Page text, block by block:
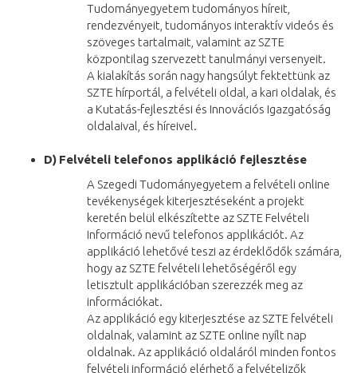
Tudományegyetem tudományos híreit,
rendezvényeit, tudományos interaktív videós és
szöveges tartalmait, valamint az SZTE
központilag szervezett tanulmányi versenyeit.
A kialakítás során nagy hangsúlyt fektettünk az
SZTE hírportál, a felvételi oldal, a kari oldalak, és
a Kutatás-fejlesztési és Innovációs Igazgatóság
oldalaival, és híreivel.
D) Felvételi telefonos applikáció fejlesztése
A Szegedi Tudományegyetem a felvételi online
tevékenységek kiterjesztéseként a projekt
keretén belül elkészítette az SZTE Felvételi
Információ nevű telefonos applikációt. Az
applikáció lehetővé teszi az érdeklődők számára,
hogy az SZTE felvételi lehetőségéről egy
letisztult applikációban szerezzék meg az
információkat.
Az applikáció egy kiterjesztése az SZTE felvételi
oldalnak, valamint az SZTE online nyílt nap
oldalnak. Az applikáció oldaláról minden fontos
felvételi információ elérhető a felvételizők